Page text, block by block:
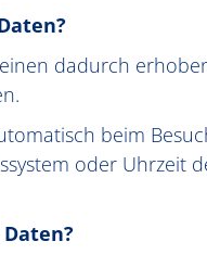
dadurch
beim
oder Uhrzeit